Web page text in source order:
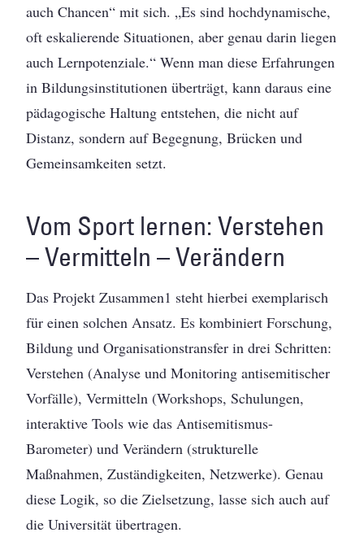
auch Chancen“ mit sich. „Es sind hochdynamische,
oft eskalierende Situationen, aber genau darin liegen
auch Lernpotenziale.“ Wenn man diese Erfahrungen
in Bildungsinstitutionen überträgt, kann daraus eine
pädagogische Haltung entstehen, die nicht auf
Distanz, sondern auf Begegnung, Brücken und
Gemeinsamkeiten setzt.
Vom Sport lernen: Verstehen
– Vermitteln – Verändern
Das Projekt Zusammen1 steht hierbei exemplarisch
für einen solchen Ansatz. Es kombiniert Forschung,
Bildung und Organisationstransfer in drei Schritten:
Verstehen (Analyse und Monitoring antisemitischer
Vorfälle), Vermitteln (Workshops, Schulungen,
interaktive Tools wie das Antisemitismus-
Barometer) und Verändern (strukturelle
Maßnahmen, Zuständigkeiten, Netzwerke). Genau
diese Logik, so die Zielsetzung, lasse sich auch auf
die Universität übertragen.